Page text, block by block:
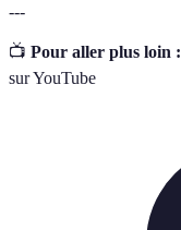
---
📺 Pour aller plus loin :
sur YouTube